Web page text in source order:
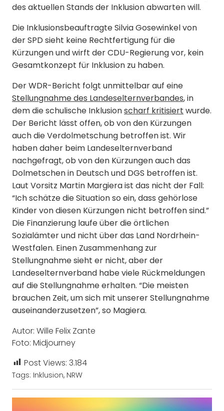
des aktuellen Stands der Inklusion abwarten will.
Die Inklusionsbeauftragte Silvia Gosewinkel von
der SPD sieht keine Rechtfertigung für die
Kürzungen und wirft der CDU-Regierung vor, kein
Gesamtkonzept für Inklusion zu haben.
Der WDR-Bericht folgt unmittelbar auf eine
Stellungnahme des Landeselternverbandes, in
dem die schulische Inklusion scharf kritisiert wurde.
Der Bericht lässt offen, ob von den Kürzungen
auch die Verdolmetschung betroffen ist. Wir
haben daher beim Landeselternverband
nachgefragt, ob von den Kürzungen auch das
Dolmetschen in Deutsch und DGS betroffen ist.
Laut Vorsitz Martin Margiera ist das nicht der Fall:
“Ich schätze die Situation so ein, dass gehörlose
Kinder von diesen Kürzungen nicht betroffen sind.”
Die Finanzierung laufe über die örtlichen
Sozialämter und nicht über das Land Nordrhein-
Westfalen. Einen Zusammenhang zur
Stellungnahme sieht er nicht, aber der
Landeselternverband habe viele Rückmeldungen
auf die Stellungnahme erhalten. “Die meisten
brauchen Zeit, um sich mit unserer Stellungnahme
auseinanderzusetzen”, so Magiera.
Autor: Wille Felix Zante
Foto: Midjourney
Post Views: 3.184
Tags: Inklusion, NRW